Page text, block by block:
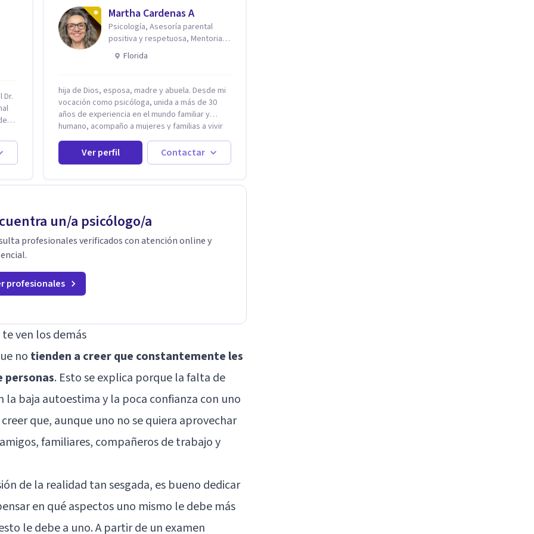
de
o
Evaluación, contención e intervención en riesgo
Suicida Conductas autolesivas en el
adolescente. Problemas con el consumo de
alcohol y sustancias. Tratamiento del Estrés.
Mindfulness. Estimulación temprana,
Tanatológico. Cuidados paliativos en
enfermedades crónicas.
el
las
Martha Cardenas A
Psicología, Asesoría parental
positiva y respetuosa, Mentoria
reconexión contigo
Florida
hija de Dios, esposa, madre y abuela. Desde mi
vocación como psicóloga, unida a más de 30
años de experiencia en el mundo familiar y
humano, acompaño a mujeres y familias a vivir
con mayor paz, claridad y confianza en sí
mismas. Creo profundamente que la vida está
hecha de etapas, y que cada ciclo —personal,
oportunidades de crecimiento. Por eso utilizo
contemporáneas de bienestar mental y
propio camino sintiéndote sostenida,
misión es ayudarte a ordenar tu mundo interior,
sanar lo que aún pesa, fortalecer tu autoestima,
transformar la relación contigo misma y con
límites sanos, serenidad y propósito. Trabajo
desde una mirada integral donde la mente, las
emociones, la historia familiar y la fe se
encuentran para crear procesos terapéuticos
transformadores, cálidos y profundamente
paz y propósito en cada etapa de tu vida.
Ver perfil Contactar
un/a psicólogo/a
profesionales verificados con atención online y
profesionales
ven los demás
no tienden a creer que constantemente les
personas. Esto se explica porque la falta de
la baja autoestimay la poca confianza con uno
que, aunque uno no se quiera aprovechar
familiares, compañeros de trabajo y
de la realidad tan sesgada, es bueno dedicar
en qué aspectos uno mismo le debe más
le debe a uno. A partir de un examen